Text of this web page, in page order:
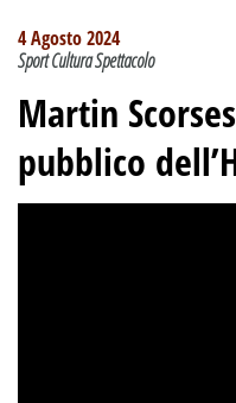
4 Agosto 2024
Sport Cultura Spettacolo
Martin
pubblico